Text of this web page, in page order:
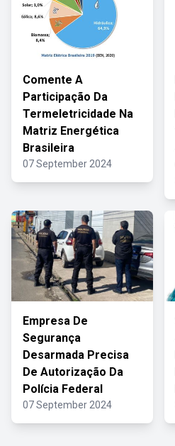
Comente A
Participação Da
Termeletricidade Na
Matriz Energética
Brasileira
07 September 2024
Empresa De
Segurança
Desarmada Precisa
De Autorização Da
Polícia Federal
07 September 2024